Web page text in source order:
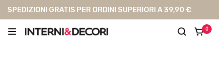
SPEDIZIONI GRATIS PER ORDINI SUPERIORI A 39,90 €
0